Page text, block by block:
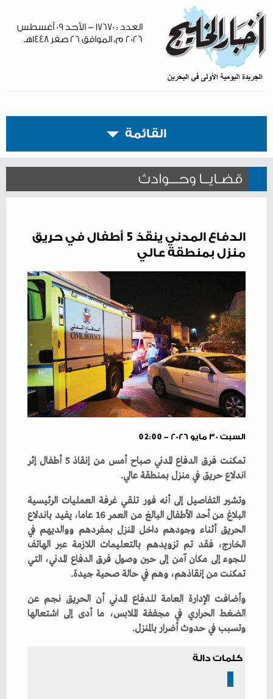
العدد : ١٧٦٧٠ - الأحد ٠٩ أغسطس
٢٠٢٦ م، الموافق ٢٦ صفر ١٤٤٨هـ
القائمة
قضـايــا وحـــوادث
الدفاع المدني ينقذ 5 أطفال في حريق
منزل بمنطقة عالي
السبت ٣٠ مايو ٢٠٢٦ - 02:00
‬اندلاع‭ ‬حريق‭ ‬في‭ ‬منزل‭ ‬بمنطقة‭ ‬عالي‭.‬
‬تمكنت‭ ‬من‭ ‬إنقاذهم،‭ ‬وهم‭ ‬في‭ ‬حالة‭ ‬صحية‭ ‬جيدة‭.‬
‬وتسبب‭ ‬في‭ ‬حدوث‭ ‬أضرار‭ ‬بالمنزل‭.‬
كلمات دالة